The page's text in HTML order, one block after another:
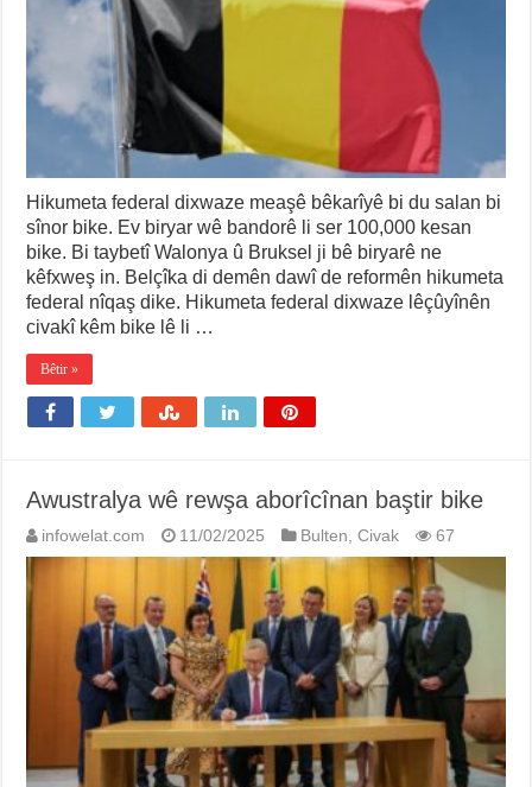
Hikumeta federal dixwaze meaşê bêkarîyê bi du salan bi
sînor bike. Ev biryar wê bandorê li ser 100,000 kesan
bike. Bi taybetî Walonya û Bruksel ji bê biryarê ne
kêfxweş in. Belçîka di demên dawî de reformên hikumeta
federal nîqaş dike. Hikumeta federal dixwaze lêçûyînên
civakî kêm bike lê li …
Bêtir »
Awustralya wê rewşa aborîcînan baştir bike
infowelat.com 11/02/2025 Bulten ,Civak 67